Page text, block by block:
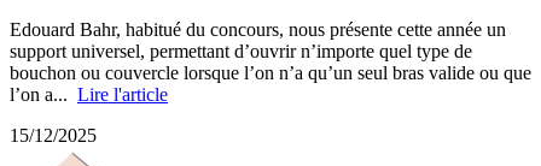
Edouard Bahr, habitué du concours, nous présente cette année un
support universel, permettant d’ouvrir n’importe quel type de
bouchon ou couvercle lorsque l’on n’a qu’un seul bras valide ou que
l’on a... Lire l'article
15/12/2025